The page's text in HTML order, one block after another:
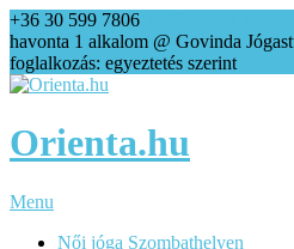
+36 30 599 7806
havonta 1 alkalom @ Govinda
foglalkozás: egyeztetés szerint
Orienta.hu
Menu
Női jóga Szombathelyen